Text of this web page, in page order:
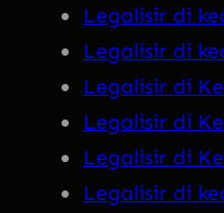
Legalisir di
Legalisir di
Legalisir di
Legalisir di
Legalisir di
Legalisir di